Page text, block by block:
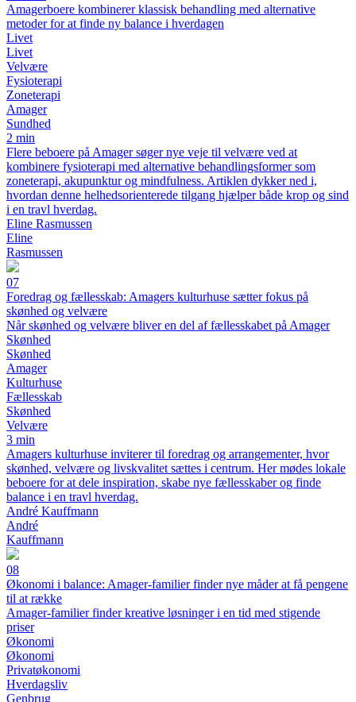
Amagerboere kombinerer klassisk behandling med alternative
metoder for at finde ny balance i hverdagen
Livet
Livet
Velvære
Fysioterapi
Zoneterapi
Amager
Sundhed
2 min
Flere beboere på Amager søger nye veje til velvære ved at
kombinere fysioterapi med alternative behandlingsformer som
zoneterapi, akupunktur og mindfulness. Artiklen dykker ned i,
hvordan denne helhedsorienterede tilgang hjælper både krop og sind
i en travl hverdag.
Eline Rasmussen
Eline
Rasmussen
07
Foredrag og fællesskab: Amagers kulturhuse sætter fokus på
skønhed og velvære
Når skønhed og velvære bliver en del af fællesskabet på Amager
Skønhed
Skønhed
Amager
Kulturhuse
Fællesskab
Skønhed
Velvære
3 min
Amagers kulturhuse inviterer til foredrag og arrangementer, hvor
skønhed, velvære og livskvalitet sættes i centrum. Her mødes lokale
beboere for at dele inspiration, skabe nye fællesskaber og finde
balance i en travl hverdag.
André Kauffmann
André
Kauffmann
08
Økonomi i balance: Amager-familier finder nye måder at få pengene
til at række
Amager-familier finder kreative løsninger i en tid med stigende
priser
Økonomi
Økonomi
Privatøkonomi
Hverdagsliv
Genbrug